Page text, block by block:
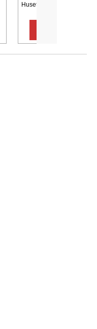
Huset indbyder til gæster,